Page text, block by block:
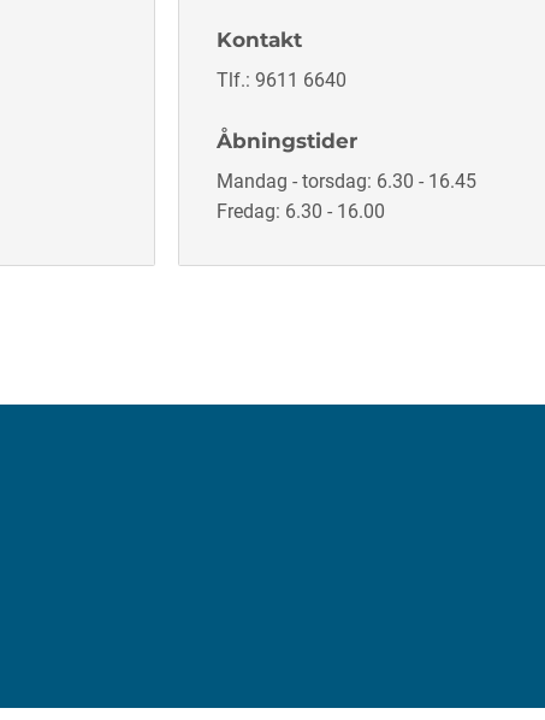
Kontakt
Tlf.: 9611 6640
Åbningstider
Mandag - torsdag: 6.30 - 16.45
Fredag: 6.30 - 16.00